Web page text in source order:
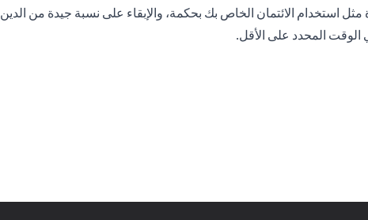
استخدام الائتمان الخاص بك بحكمة، والإبقاء على نسبة جيدة من الدين
الوقت المحدد على الأقل.